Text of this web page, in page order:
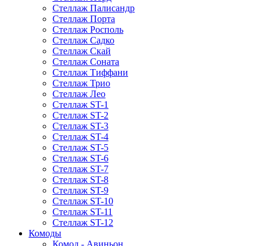
Стеллаж Палисандр
Стеллаж Порта
Стеллаж Росполь
Стеллаж Садко
Стеллаж Скай
Стеллаж Соната
Стеллаж Тиффани
Стеллаж Трио
Стеллаж Лео
Стеллаж ST-1
Стеллаж ST-2
Стеллаж ST-3
Стеллаж ST-4
Стеллаж ST-5
Стеллаж ST-6
Стеллаж ST-7
Стеллаж ST-8
Стеллаж ST-9
Стеллаж ST-10
Стеллаж ST-11
Стеллаж ST-12
Комоды
Комод - Авиньон